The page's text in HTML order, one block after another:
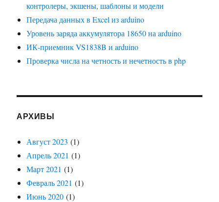
контролеры, экшены, шаблоны и модели
Передача данных в Excel из arduino
Уровень заряда аккумулятора 18650 на arduino
ИК-приемник VS1838B и arduino
Проверка числа на четность и нечетность в php
АРХИВЫ
Август 2023 (1)
Апрель 2021 (1)
Март 2021 (1)
Февраль 2021 (1)
Июнь 2020 (1)